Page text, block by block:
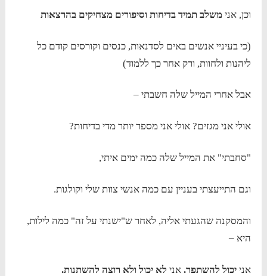
וכן, אנימשלב תמיד בדיחות וסיפורים מצחיקים בהרצאות
(כי בעיניי אנשים באים לסדנאות, כנסים וקורסים קודם כל
ליהנות ולחוות, ורק אחר כך ללמוד)
אבל אחרי המייל שלה חשבתי –
אולי אני מגזים? אולי אני מספר יותר מדי בדיחות?
"סחבתי" את המייל שלה כמה ימים איתי,
וגם התייעצתי בעניין עם כמה אנשי צוות שלי וקולגות.
והמסקנה שהגעתי אליה, לאחר ש"ישנתי על זה" כמה לילות,
היא –
אנייכול להשתפר. אני לא יכול ולא רוצה להשתנות.